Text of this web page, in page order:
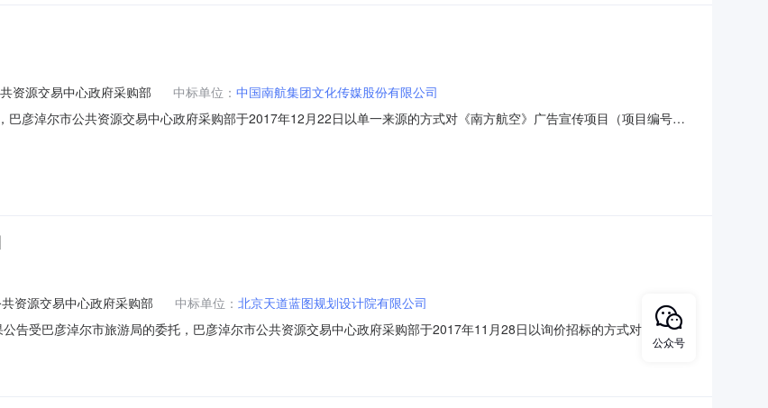
资源交易中心政府采购部 中标单位： 中国南航集团文化传媒股份有限公司
彦淖尔市公共资源交易中心政府采购部于2017年12月22日以单一来源的方式对《南方航空》广告宣传项目（项目编号：
应商中标价(元)1￥：540000中国南航集团文化传媒股份有限公司￥：480000请中标供应商在公
资源交易中心政府采购部 中标单位： 北京天道蓝图规划设计院有限公司
告受巴彦淖尔市旅游局的委托，巴彦淖尔市公共资源交易中心政府采购部于2017年11月28日以询价招标的方式对市域主要
00882，财政编号：巴财购准字（电子）[2017]00882号）实施了政府集中采购。现将中标结果公告如下。1、公告时间：
11月28日3、包号预算（元）中标供应商中标价(元)1￥：350000北京天道蓝图规划设计院
公众号